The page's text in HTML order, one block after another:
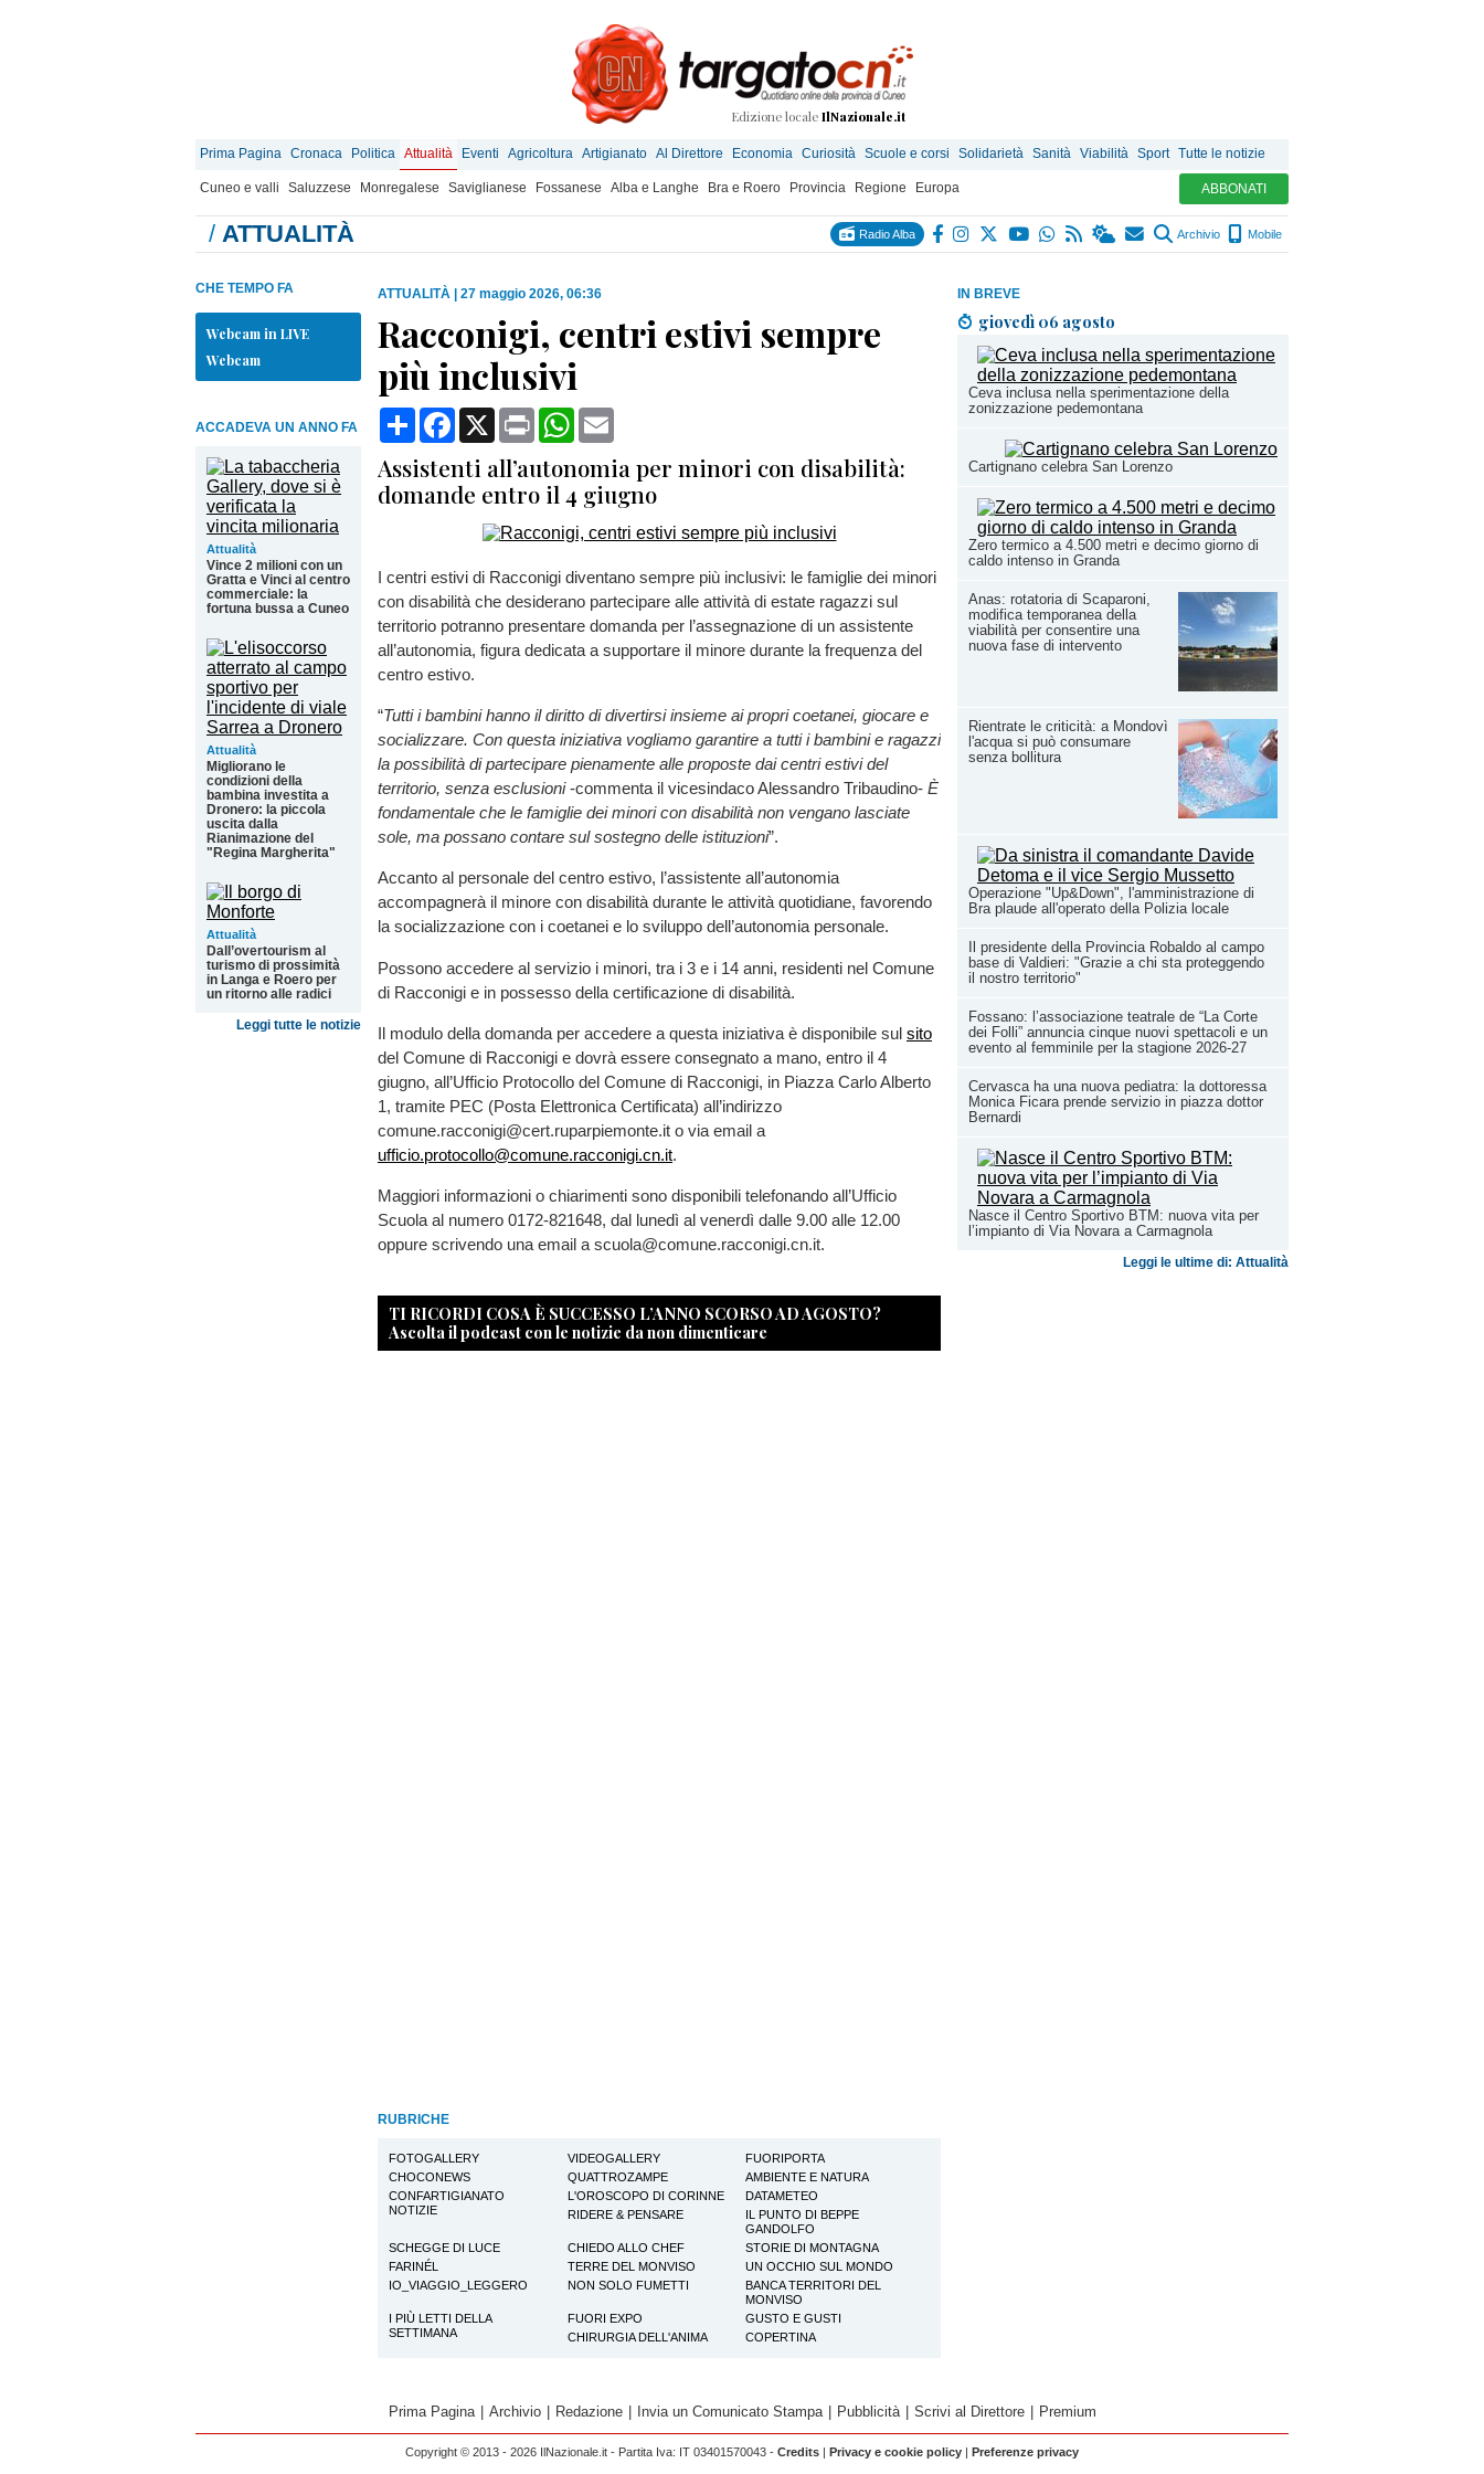
Edizione locale IlNazionale.it
Prima Pagina Cronaca Politica Attualità Eventi Agricoltura Artigianato Al Direttore Economia Curiosità Scuole e corsi Solidarietà Sanità Viabilità Sport Tutte le notizie
Cuneo e valli Saluzzese Monregalese Saviglianese Fossanese Alba e Langhe Bra e Roero Provincia Regione Europa ABBONATI
/ ATTUALITÀ Radio Alba Archivio Mobile
IN BREVE
giovedì 06 agosto
Ceva inclusa nella sperimentazione della
zonizzazione pedemontana
Cartignano celebra San Lorenzo
Zero termico a 4.500 metri e decimo giorno di
caldo intenso in Granda
Anas: rotatoria di Scaparoni,
modifica temporanea della
viabilità per consentire una
nuova fase di intervento
Rientrate le criticità: a Mondovì
l'acqua si può consumare
senza bollitura
Operazione "Up&Down", l'amministrazione di
Bra plaude all'operato della Polizia locale
Il presidente della Provincia Robaldo al campo
base di Valdieri: "Grazie a chi sta proteggendo
il nostro territorio"
Fossano: l’associazione teatrale de “La Corte
dei Folli” annuncia cinque nuovi spettacoli e un
evento al femminile per la stagione 2026-27
Cervasca ha una nuova pediatra: la dottoressa
Monica Ficara prende servizio in piazza dottor
Bernardi
Nasce il Centro Sportivo BTM: nuova vita per
l’impianto di Via Novara a Carmagnola
Leggi le ultime di: Attualità
CHE TEMPO FA
Webcam in LIVE
Webcam
ACCADEVA UN ANNO FA
Attualità
Vince 2 milioni con un
Gratta e Vinci al centro
commerciale: la
fortuna bussa a Cuneo
Attualità
Migliorano le
condizioni della
bambina investita a
Dronero: la piccola
uscita dalla
Rianimazione del
"Regina Margherita"
Attualità
Dall’overtourism al
turismo di prossimità
in Langa e Roero per
un ritorno alle radici
Leggi tutte le notizie
ATTUALITÀ 27 maggio 2026, 06:36
Racconigi, centri estivi sempre
più inclusivi
CondividiFacebook
X Print WhatsApp
Assistenti all’autonomia per minori con disabilità:
domande entro il 4 giugno
I centri estivi di Racconigi diventano sempre più inclusivi: le famiglie dei minori
con disabilità che desiderano partecipare alle attività di estate ragazzi sul
territorio potranno presentare domanda per l’assegnazione di un assistente
all’autonomia, figura dedicata a supportare il minore durante la frequenza del
centro estivo.
“Tutti i bambini hanno il diritto di divertirsi insieme ai propri coetanei, giocare e
socializzare. Con questa iniziativa vogliamo garantire a tutti i bambini e ragazzi
la possibilità di partecipare pienamente alle proposte dai centri estivi del
territorio, senza esclusioni-commenta il vicesindaco Alessandro Tribaudino- È
fondamentale che le famiglie dei minori con disabilità non vengano lasciate
sole, ma possano contare sul sostegno delle istituzioni”.
Accanto al personale del centro estivo, l’assistente all’autonomia
accompagnerà il minore con disabilità durante le attività quotidiane, favorendo
la socializzazione con i coetanei e lo sviluppo dell’autonomia personale.
Possono accedere al servizio i minori, tra i 3 e i 14 anni, residenti nel Comune
di Racconigi e in possesso della certificazione di disabilità.
Il modulo della domanda per accedere a questa iniziativa è disponibile sul sito
del Comune di Racconigi e dovrà essere consegnato a mano, entro il 4
giugno, all’Ufficio Protocollo del Comune di Racconigi, in Piazza Carlo Alberto
1, tramite PEC (Posta Elettronica Certificata) all’indirizzo
comune.racconigi@cert.ruparpiemonte.it o via email a
ufficio.protocollo@comune.racconigi.cn.it.
Maggiori informazioni o chiarimenti sono disponibili telefonando all’Ufficio
Scuola al numero 0172-821648, dal lunedì al venerdì dalle 9.00 alle 12.00
oppure scrivendo una email a scuola@comune.racconigi.cn.it.
TI RICORDI COSA È SUCCESSO L’ANNO SCORSO AD AGOSTO?
Ascolta il podcast con le notizie da non dimenticare
RUBRICHE
FOTOGALLERY VIDEOGALLERY
FUORIPORTA
CHOCONEWS
QUATTROZAMPE
AMBIENTE E NATURA
CONFARTIGIANATO
NOTIZIE
L'OROSCOPO DI CORINNE
DATAMETEO
RIDERE & PENSARE
IL PUNTO DI BEPPE
GANDOLFO
SCHEGGE DI LUCE
CHIEDO ALLO CHEF
STORIE DI MONTAGNA
FARINÉL
TERRE DEL MONVISO
UN OCCHIO SUL MONDO
IO_VIAGGIO_LEGGERO
NON SOLO FUMETTI
BANCA TERRITORI DEL
MONVISO
I PIÙ LETTI DELLA
SETTIMANA
FUORI EXPO
GUSTO E GUSTI
CHIRURGIA DELL'ANIMA
COPERTINA
Prima Pagina Archivio Redazione Invia un Comunicato Stampa Pubblicità Scrivi al Direttore Premium
Copyright © 2013 - 2026 IlNazionale.it - Partita Iva: IT 03401570043 - Credits | Privacy e cookie policy | Preferenze privacy